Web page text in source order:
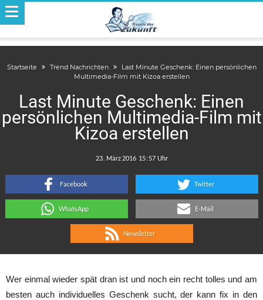
Startseite Trend Nachrichten
Last Minute Geschenk: Einen persönlichen
Multimedia-Film mit Kizoa erstellen
Last Minute Geschenk: Einen
persönlichen Multimedia-Film mit
Kizoa erstellen
:
Facebook Twitter
WhatsApp E-Mail
Newsletter
Wer einmal wieder spät dran ist und noch ein recht tolles und am
besten auch individuelles Geschenk sucht, der kann fix in den